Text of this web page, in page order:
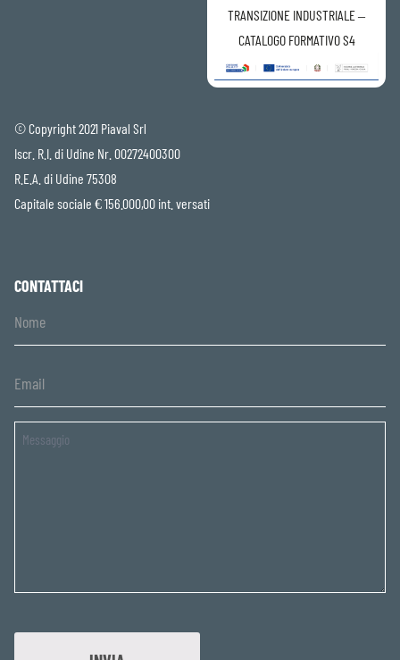
TRANSIZIONE INDUSTRIALE –
CATALOGO FORMATIVO S4
© Copyright 2021 Piaval Srl
Iscr. R.I. di Udine Nr. 00272400300
R.E.A. di Udine 75308
Capitale sociale € 156.000,00 int. versati
CONTATTACI
Untitled